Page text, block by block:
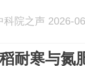
科院之声 2026-
耐寒与氮